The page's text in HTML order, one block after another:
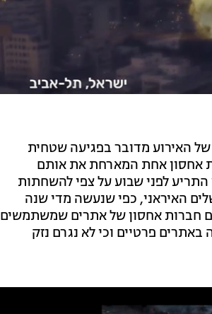
האירוע מדובר בפגיעה שטחית
אחסון אחת המארחת את אותם
לפני שבוע על צפי להשחתות
האיראני, כפי שנעשה מדי שנה
חברות אחסון של אתרים שמשתמשים
פרטיים וכי לא נגרם נזק